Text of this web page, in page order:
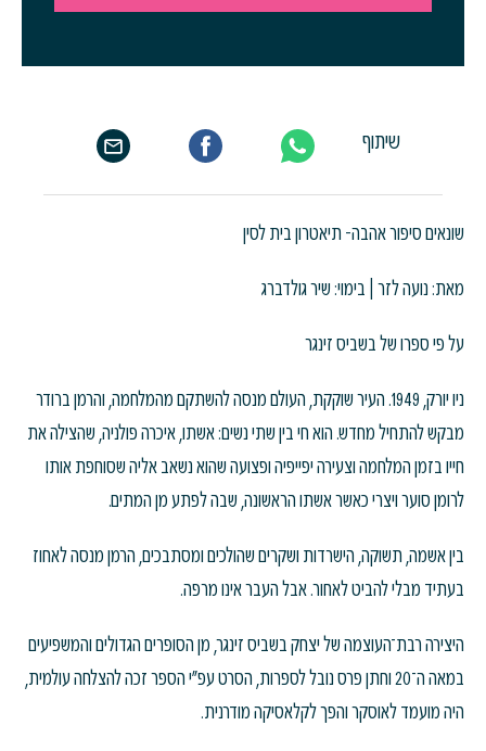
שיתוף
שונאים סיפור אהבה- תיאטרון בית לסין
מאת: נועה לזר | בימוי: שיר גולדברג
על פי ספרו של בשביס זינגר
ניו יורק, 1949. העיר שוקקת, העולם מנסה להשתקם מהמלחמה, והרמן ברודר
מבקש להתחיל מחדש. הוא חי בין שתי נשים: אשתו, איכרה פולניה, שהצילה את
חייו בזמן המלחמה וצעירה יפייפיה ופצועה שהוא נשאב אליה שסוחפת אותו
לרומן סוער ויצרי כאשר אשתו הראשונה, שבה לפתע מן המתים.
בין אשמה, תשוקה, הישרדות ושקרים שהולכים ומסתבכים, הרמן מנסה לאחוז
בעתיד מבלי להביט לאחור. אבל העבר אינו מרפה.
היצירה רבת־העוצמה של יצחק בשביס זינגר, מן הסופרים הגדולים והמשפיעים
במאה ה־20 וחתן פרס נובל לספרות, הסרט עפ"י הספר זכה להצלחה עולמית,
היה מועמד לאוסקר והפך לקלאסיקה מודרנית.